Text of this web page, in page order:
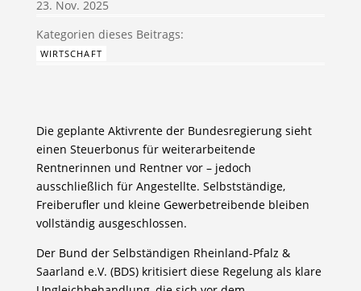
23. Nov. 2025
WIRTSCHAFT
Die geplante Aktivrente der Bundesregierung sieht
einen Steuerbonus für weiterarbeitende
Rentnerinnen und Rentner vor – jedoch
ausschließlich für Angestellte. Selbstständige,
Freiberufler und kleine Gewerbetreibende bleiben
vollständig ausgeschlossen.
Der Bund der Selbständigen Rheinland-Pfalz &
Saarland e.V. (BDS) kritisiert diese Regelung als klare